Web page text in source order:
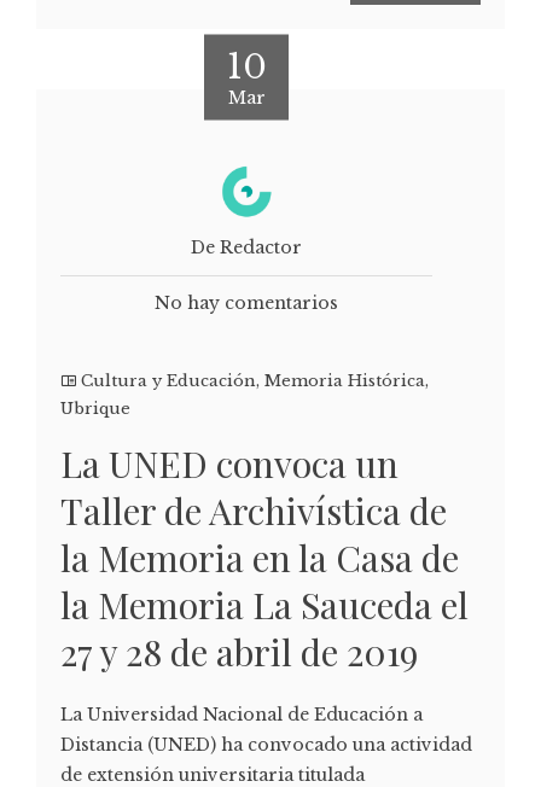
10
Mar
De Redactor
No hay comentarios
Cultura y Educación, Memoria Histórica,
Ubrique
La UNED convoca un
Taller de Archivística de
la Memoria en la Casa de
la Memoria La Sauceda el
27 y 28 de abril de 2019
La Universidad Nacional de Educación a
Distancia (UNED) ha convocado una actividad
de extensión universitaria titulada